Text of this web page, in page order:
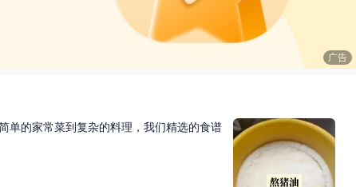
广告
单的家常菜到复杂的料理，我们精选的食谱